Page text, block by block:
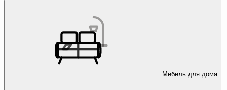
Мебель для дома